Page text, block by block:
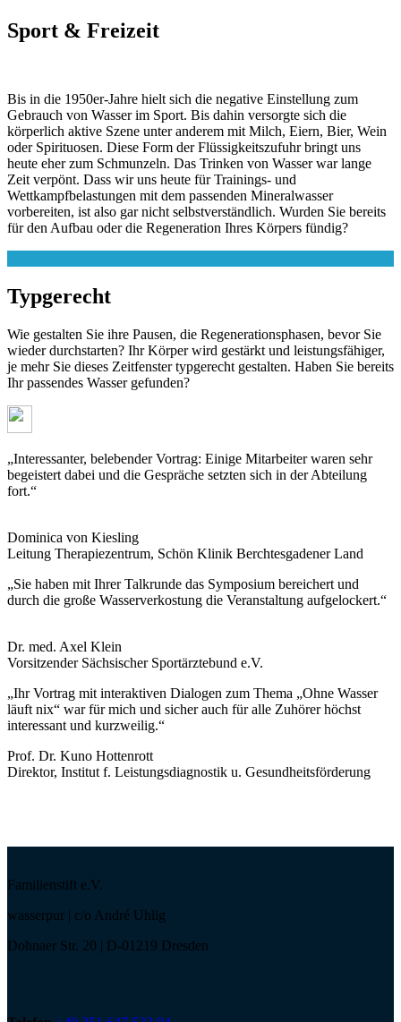
Sport & Freizeit
Bis in die 1950er-Jahre hielt sich die negative Einstellung zum
Gebrauch von Wasser im Sport. Bis dahin versorgte sich die
körperlich aktive Szene unter anderem mit Milch, Eiern, Bier, Wein
oder Spirituosen. Diese Form der Flüssigkeitszufuhr bringt uns
heute eher zum Schmunzeln. Das Trinken von Wasser war lange
Zeit verpönt. Dass wir uns heute für Trainings- und
Wettkampfbelastungen mit dem passenden Mineralwasser
vorbereiten, ist also gar nicht selbstverständlich. Wurden Sie bereits
für den Aufbau oder die Regeneration Ihres Körpers fündig?
Typgerecht
Wie gestalten Sie ihre Pausen, die Regenerationsphasen, bevor Sie
wieder durchstarten? Ihr Körper wird gestärkt und leistungsfähiger,
je mehr Sie dieses Zeitfenster typgerecht gestalten. Haben Sie bereits
Ihr passendes Wasser gefunden?
„Interessanter, belebender Vortrag: Einige Mitarbeiter waren sehr
begeistert dabei und die Gespräche setzten sich in der Abteilung
fort.“
Dominica von Kiesling
Leitung Therapiezentrum, Schön Klinik Berchtesgadener Land
„Sie haben mit Ihrer Talkrunde das Symposium bereichert und
durch die große Wasserverkostung die Veranstaltung aufgelockert.“
Dr. med. Axel Klein
Vorsitzender Sächsischer Sportärztebund e.V.
„Ihr Vortrag mit interaktiven Dialogen zum Thema „Ohne Wasser
läuft nix“ war für mich und sicher auch für alle Zuhörer höchst
interessant und kurzweilig.“
Prof. Dr. Kuno Hottenrott
Direktor, Institut f. Leistungsdiagnostik u. Gesundheitsförderung
Familienstift e.V.
wasserpur | c/o André Uhlig
Dohnaer Str. 20 | D-01219 Dresden